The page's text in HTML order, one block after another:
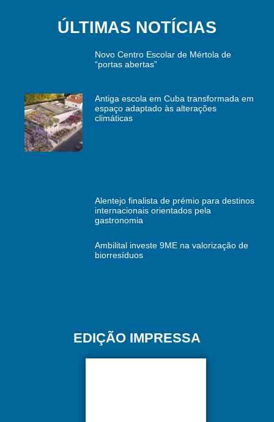
ÚLTIMAS NOTÍCIAS
Novo Centro Escolar de Mértola de
“portas abertas”
Antiga escola em Cuba transformada em
espaço adaptado às alterações
climáticas
Alentejo finalista de prémio para destinos
internacionais orientados pela
gastronomia
Ambilital investe 9ME na valorização de
biorresíduos
EDIÇÃO IMPRESSA